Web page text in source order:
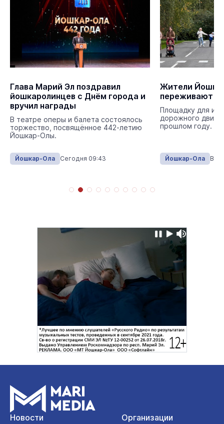
Глава Марий Эл поздравил
йошкаролинцев с Днём города и
вручил награды
В театре оперы и балета состоялось
торжество, посвящённое 442-летию
Йошкар-Олы.
Йошкар-Ола Сегодня 09:43
Жители
переживают
Площадку для
дорожного
прошлом году.
Йошкар-Ола
Новости
Организации